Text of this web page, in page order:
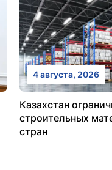
4 августа, 2026
Казахстан
строительных
стран